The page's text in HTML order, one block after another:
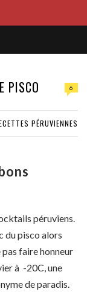
PISCO 6
PÉRUVIENNES
péruviens.
du pisco alors
faire honneur
à -20C, une
de paradis.